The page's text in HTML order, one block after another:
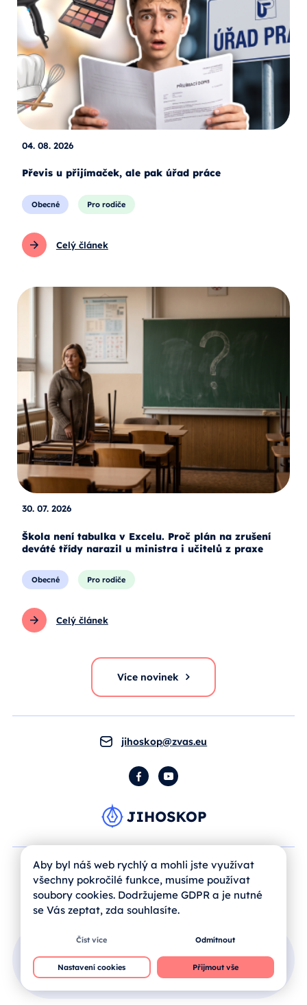
04. 08. 2026
Převis u přijímaček, ale pak úřad práce
Obecné Pro rodiče
Celý článek
30. 07. 2026
Škola není tabulka v Excelu. Proč plán na zrušení
deváté třídy narazil u ministra i učitelů z praxe
Obecné Pro rodiče
Celý článek
Více novinek
jihoskop@zvas.eu
FacebookYouTube
Přihlášení uživatele
Jak se registrovat?
Aby byl náš web rychlý a mohli jste využívat
všechny pokročilé funkce, musíme používat
soubory cookies. Dodržujeme GDPR a je nutné
se Vás zeptat, zda souhlasíte.
Číst více Odmítnout
Nastavení cookies Přijmout vše